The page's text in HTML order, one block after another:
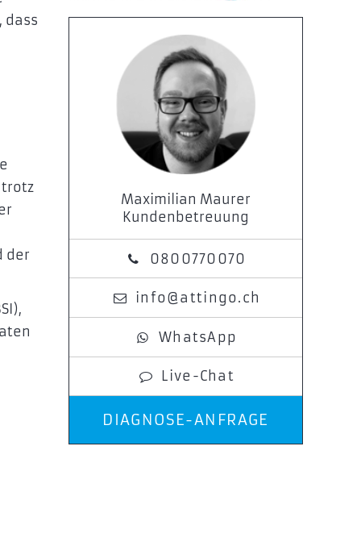
dass
trotz
der
Maximilian Maurer
Kundenbetreuung
0800770070
info@attingo.ch
WhatsApp
Live-Chat
DIAGNOSE-ANFRAGE